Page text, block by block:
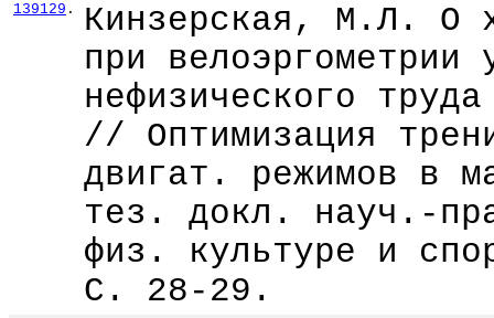
139129 .
Кинзерская, М.Л. О
при велоэргометрии
нефизического
// Оптимизация
двигат. режимов в
тез. докл. науч.-
физ. культуре и
С. 28-29.